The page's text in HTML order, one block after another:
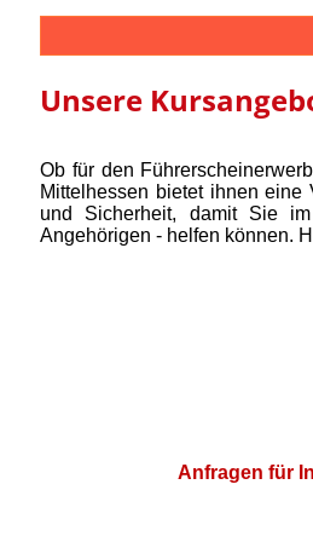
Unsere
Ob für den
Mittelhessen bietet ihnen
und Sicherheit, damit Sie
Angehörigen - helfen können.
Anfragen für